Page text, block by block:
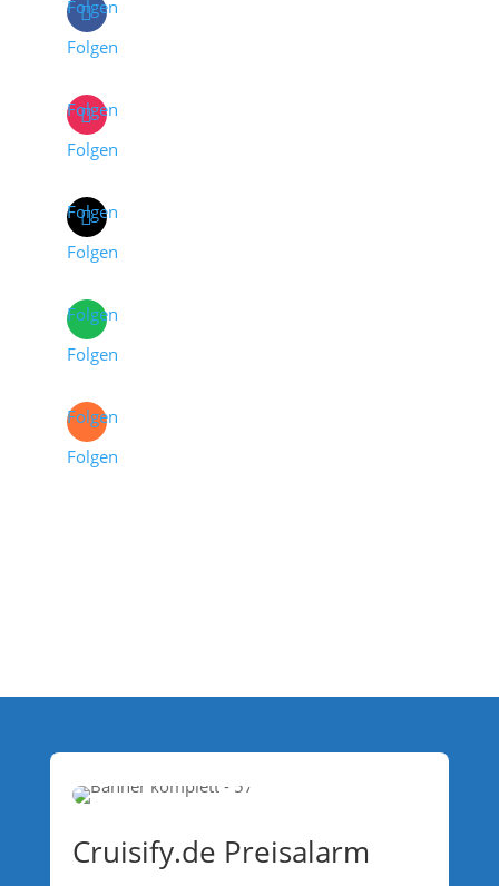
Folgen
Folgen
Folgen
Folgen
Folgen
Folgen
Folgen
Folgen
Folgen
Folgen
Cruisify.de Preisalarm